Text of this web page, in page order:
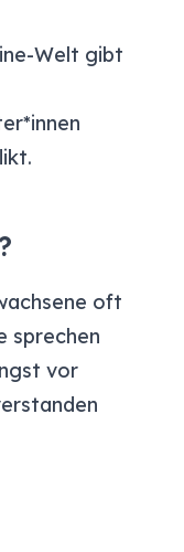
Welt gibt
oft
sprechen
vor